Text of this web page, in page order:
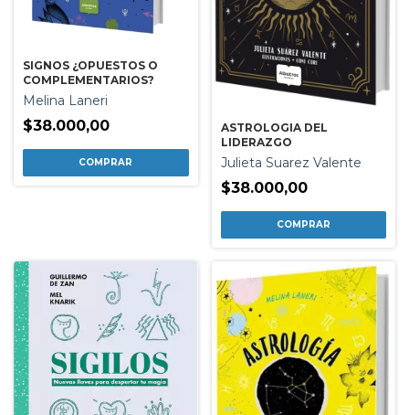
SIGNOS ¿OPUESTOS O
COMPLEMENTARIOS?
Melina Laneri
$38.000,00
ASTROLOGIA DEL
LIDERAZGO
Julieta Suarez Valente
$38.000,00